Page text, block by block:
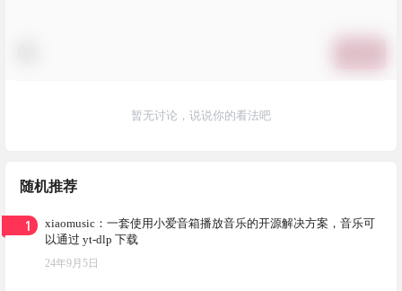
暂无讨论，说说你的看法吧
随机推荐
1
xiaomusic：一套使用小爱音箱播放音乐的开源解决方案，音乐可
以通过 yt-dlp 下载
24年9月5日